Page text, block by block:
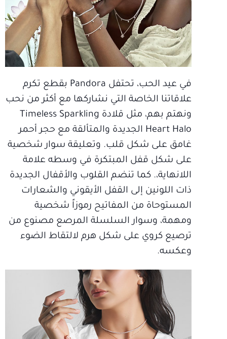
في عيد الحب، تحتفل Pandora بقطع تكرم
علاقاتنا الخاصة التي نشاركها مع أكثر من نحب
ونهتم بهم، مثل قلادة Timeless Sparkling
Heart Halo الجديدة والمتألقة مع حجر أحمر
غامق على شكل قلب. وتعليقة سوار شخصية
على شكل قفل المبتكرة في وسطه علامة
اللانهاية،. كما تنضم القلوب والأقفال الجديدة
ذات اللونين إلى القفل الأيقوني والشعارات
المستوحاة من المفاتيح رموزاً شخصية
ومهمة، وسوار السلسلة المرصع مصنوع من
ترصيع كروي على شكل هرم لالتقاط الضوء
وعكسه.